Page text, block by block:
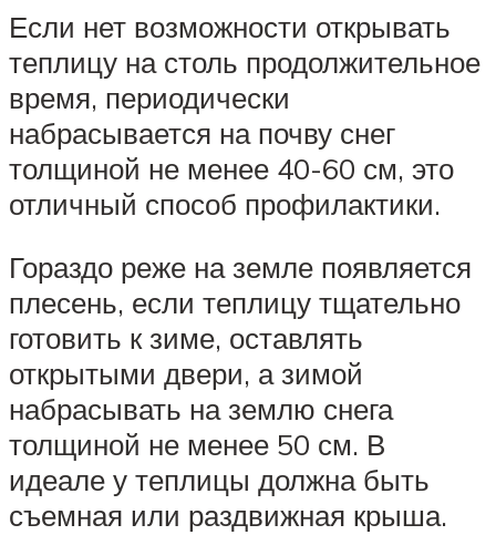
Если нет возможности открывать
теплицу на столь продолжительное
время, периодически
набрасывается на почву снег
толщиной не менее 40-60 см, это
отличный способ профилактики.
Гораздо реже на земле появляется
плесень, если теплицу тщательно
готовить к зиме, оставлять
открытыми двери, а зимой
набрасывать на землю снега
толщиной не менее 50 см. В
идеале у теплицы должна быть
съемная или раздвижная крыша.